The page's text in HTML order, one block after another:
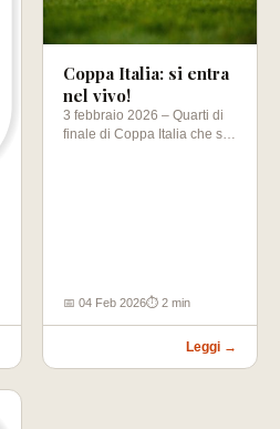
Coppa Italia: si entra
nel vivo!
3 febbraio 2026 – Quarti di
finale di Coppa Italia che si
📅 04 Feb 2026⏱ 2 min
Leggi →